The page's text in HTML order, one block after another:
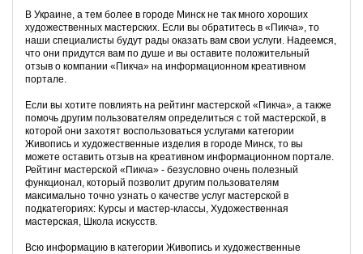
В Украине, а тем более в городе Минск не так много хороших
художественных мастерских. Если вы обратитесь в «Пикча», то
наши специалисты будут рады оказать вам свои услуги. Надеемся,
что они придутся вам по душе и вы оставите положительный
отзыв о компании «Пикча» на информационном креативном
портале.
Если вы хотите повлиять на рейтинг мастерской «Пикча», а также
помочь другим пользователям определиться с той мастерской, в
которой они захотят воспользоваться услугами категории
Живопись и художественные изделия в городе Минск, то вы
можете оставить отзыв на креативном информационном портале.
Рейтинг мастерской «Пикча» - безусловно очень полезный
функционал, который позволит другим пользователям
максимально точно узнать о качестве услуг мастерской в
подкатегориях: Курсы и мастер-классы, Художественная
мастерская, Школа искусств.
Всю информацию в категории Живопись и художественные